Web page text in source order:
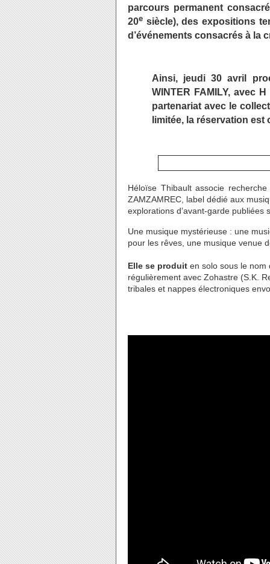
parcours permanent
20e siècle), des expositions
d’événements consacrés à la
Ainsi, jeudi 30 avril
WINTER FAMILY, avec
partenariat avec le
limitée, la réservation
Héloïse Thibault associe
ZAMZAMREC, label dédié aux
explorations d’avant-garde publiées
Une musique mystérieuse : une
pour les rêves, une musique venue
Elle se produit en solo sous le nom
régulièrement avec Zohastre (S.K.
tribales et nappes électroniques